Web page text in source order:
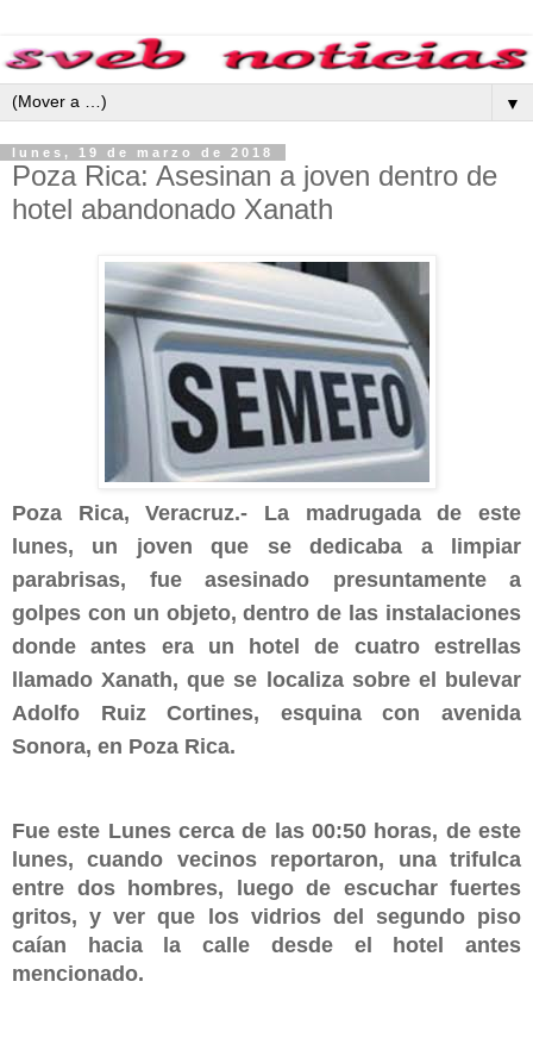
▼
lunes, 19 de marzo de 2018
Poza Rica: Asesinan a joven dentro de
hotel abandonado Xanath
Poza Rica, Veracruz.- La madrugada de este
lunes, un joven que se dedicaba a limpiar
parabrisas, fue asesinado presuntamente a
golpes con un objeto, dentro de las instalaciones
donde antes era un hotel de cuatro estrellas
llamado Xanath, que se localiza sobre el bulevar
Adolfo Ruiz Cortines, esquina con avenida
Sonora, en Poza Rica.
Fue este Lunes cerca de las 00:50 horas, de este
lunes, cuando vecinos reportaron, una trifulca
entre dos hombres, luego de escuchar fuertes
gritos, y ver que los vidrios del segundo piso
caían hacia la calle desde el hotel antes
mencionado.